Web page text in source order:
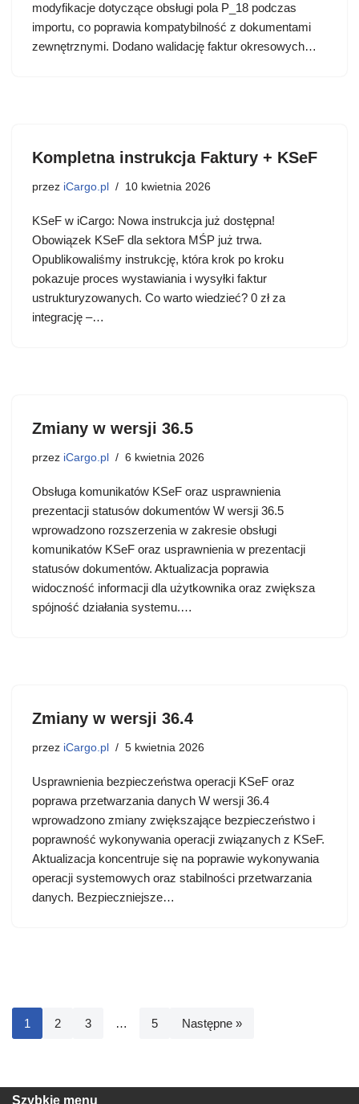
modyfikacje dotyczące obsługi pola P_18 podczas
importu, co poprawia kompatybilność z dokumentami
zewnętrznymi. Dodano walidację faktur okresowych…
Kompletna instrukcja Faktury + KSeF
przez iCargo.pl 10 kwietnia 2026
KSeF w iCargo: Nowa instrukcja już dostępna!
Obowiązek KSeF dla sektora MŚP już trwa.
Opublikowaliśmy instrukcję, która krok po kroku
pokazuje proces wystawiania i wysyłki faktur
ustrukturyzowanych. Co warto wiedzieć? 0 zł za
integrację –…
Zmiany w wersji 36.5
przez iCargo.pl 6 kwietnia 2026
Obsługa komunikatów KSeF oraz usprawnienia
prezentacji statusów dokumentów W wersji 36.5
wprowadzono rozszerzenia w zakresie obsługi
komunikatów KSeF oraz usprawnienia w prezentacji
statusów dokumentów. Aktualizacja poprawia
widoczność informacji dla użytkownika oraz zwiększa
spójność działania systemu.…
Zmiany w wersji 36.4
przez iCargo.pl 5 kwietnia 2026
Usprawnienia bezpieczeństwa operacji KSeF oraz
poprawa przetwarzania danych W wersji 36.4
wprowadzono zmiany zwiększające bezpieczeństwo i
poprawność wykonywania operacji związanych z KSeF.
Aktualizacja koncentruje się na poprawie wykonywania
operacji systemowych oraz stabilności przetwarzania
danych. Bezpieczniejsze…
1 2 3 … 5 Następne »
Szybkie menu